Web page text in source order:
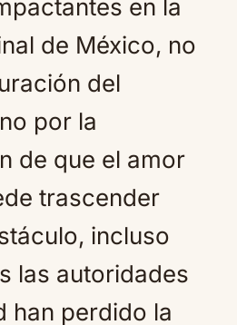
en la
de México, no
del
por la
de que el amor
trascender
incluso
las autoridades
han perdido la